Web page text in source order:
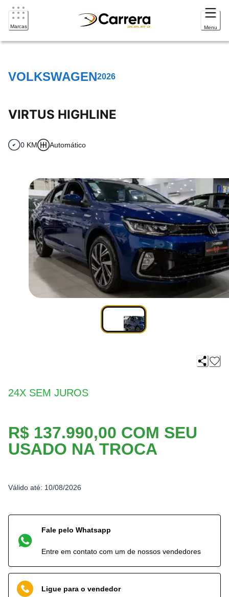
Marcas Menu
VOLKSWAGEN2026
VIRTUS HIGHLINE
0 KM Automático
24X SEM JUROS
R$ 137.990,00 COM SEU
USADO NA TROCA
Válido até: 10/08/2026
Fale pelo Whatsapp
Entre em contato com um de nossos vendedores
Ligue para o vendedor